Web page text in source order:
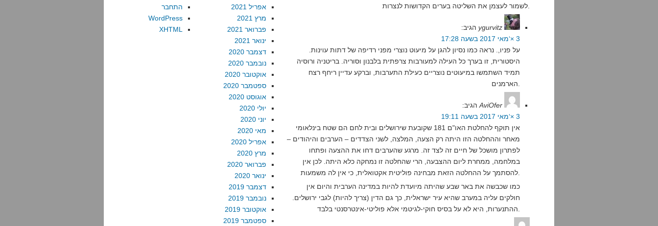
ygurvitz הגיב:
3 ×‘מאי 2017 בשעה 17:28
על פניו,. נראה כמו נסיון להגן על מיעוט נוצרי מפני רדיפה של דתות עוינות.
היסטורית, זו בערך כל העילה למעורבות צרפתית בלבנון וסוריה. בריטניה ורוסיה
תמיד השתמשו במיעוטים נוצריים כעילת התערבות, וברקע עדיין ריחף רצח
AviOfer הגיב:
3 ×‘מאי 2017 בשעה 19:11
אין תוקף להחלטת האו"ם 181 שקובעת שירושלים ובית לחם הם שטח בינלאומי
מאחר וההחלטה הזו היתה רק הצעה, המלצה, לשני הצדדים – הערבים והיהודים –
לפתרון מושכל של חיים זה לצד זה. מרגע שהערבים דחו את ההצעה ופתחו
במלחמה, ממחרת ליום ההצבעה, הרי שהחלטה זו נמחקה כלא היתה. לכן אין
כמו שכבשה את באר שבע שהיתה מיועדת להיות במדינה הערבית והיום אין
חולקים עליה במערב שהיא עיר ישראלית, כך גם הדין (צריך להיות) לגבי ירושלים.
אפריל 2021
מרץ 2021
פברואר 2021
ינואר 2021
דצמבר 2020
נובמבר 2020
אוקטובר 2020
ספטמבר 2020
אוגוסט 2020
יולי 2020
יוני 2020
מאי 2020
אפריל 2020
מרץ 2020
פברואר 2020
ינואר 2020
דצמבר 2019
נובמבר 2019
אוקטובר 2019
ספטמבר 2019
התחבר
WordPress
XHTML